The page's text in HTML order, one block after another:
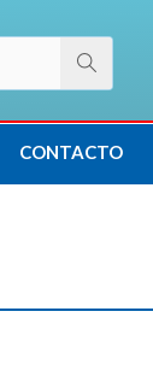
CONTACTO